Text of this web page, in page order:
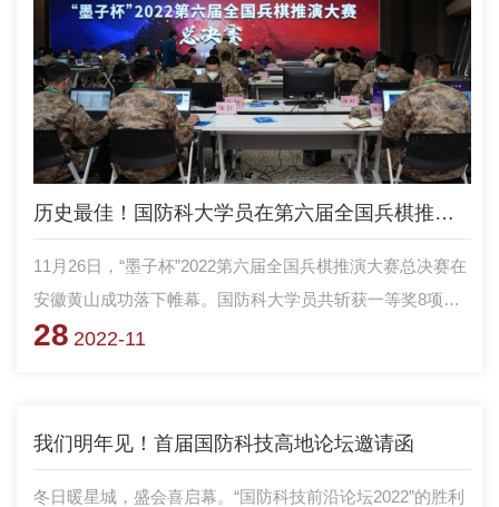
项。
历史最佳！国防科大学员在第六届全国兵棋推演大赛中再传捷报
11月26日，“墨子杯”2022第六届全国兵棋推演大赛总决赛在
安徽黄山成功落下帷幕。国防科大学员共斩获一等奖8项、
二等奖3项、三等奖7项，一等奖数量位列全国第一，创历史
28 2022-11
我们明年见！首届国防科技高地论坛邀请函
冬日暖星城，盛会喜启幕。“国防科技前沿论坛2022”的胜利